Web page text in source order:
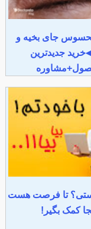
جای بخیه و
جدیدترین
تا فرصت هست
کمک بگیر!